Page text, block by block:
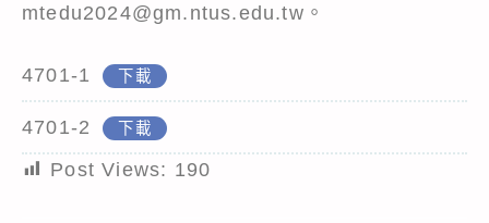
mtedu2024@gm.ntus.edu.tw。
4701-1 下載
4701-2 下載
Post Views: 190